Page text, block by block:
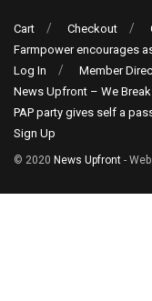
Cart Checkout
Farmpower encourages
Log In
Member
News Upfront – We
PAP party gives self a
Sign Up
© 2020 News Upfront -